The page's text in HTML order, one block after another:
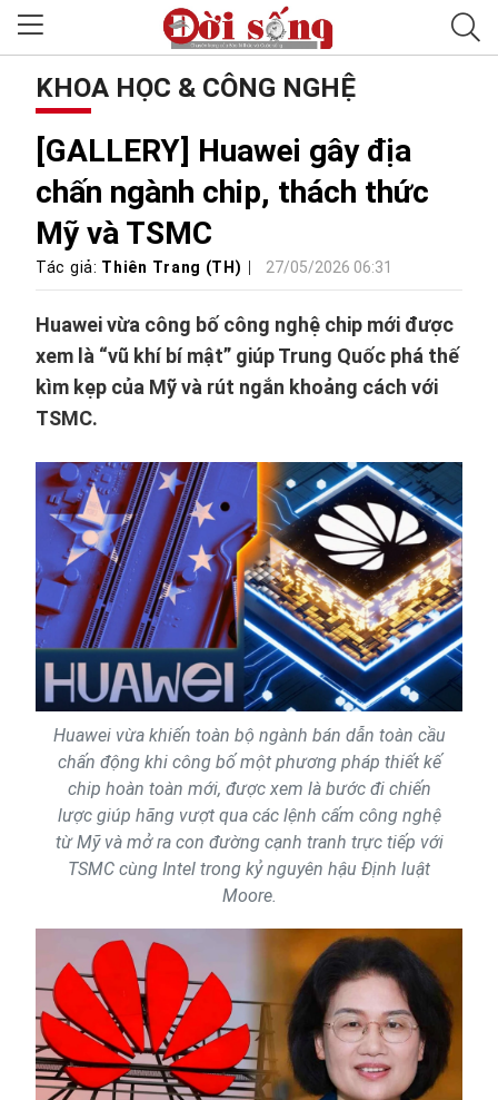
KHOA HỌC & CÔNG NGHỆ
[GALLERY] Huawei gây địa
chấn ngành chip, thách thức
Mỹ và TSMC
Tác giả: Thiên Trang (TH) 27/05/2026 06:31
Huawei vừa công bố công nghệ chip mới được
xem là “vũ khí bí mật” giúp Trung Quốc phá thế
kìm kẹp của Mỹ và rút ngắn khoảng cách với
TSMC.
Huawei vừa khiến toàn bộ ngành bán dẫn toàn cầu
chấn động khi công bố một phương pháp thiết kế
chip hoàn toàn mới, được xem là bước đi chiến
lược giúp hãng vượt qua các lệnh cấm công nghệ
từ Mỹ và mở ra con đường cạnh tranh trực tiếp với
TSMC cùng Intel trong kỷ nguyên hậu Định luật
Moore.